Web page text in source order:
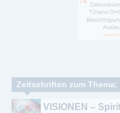
Zeitschriften zum
VISIONEN –